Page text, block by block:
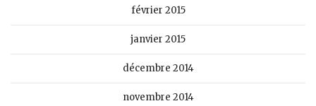
février 2015
janvier 2015
décembre 2014
novembre 2014